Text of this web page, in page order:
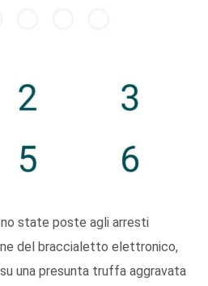
state poste agli arresti
del braccialetto elettronico,
su una presunta truffa aggravata